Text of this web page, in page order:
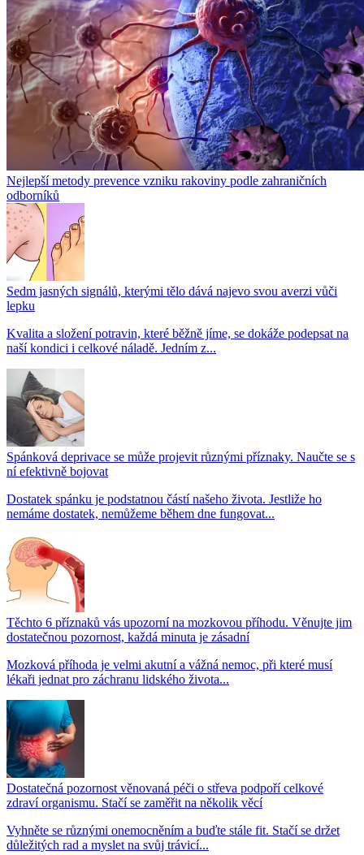
Nejlepší metody prevence vzniku rakoviny podle zahraničních
odborníků
Sedm jasných signálů, kterými tělo dává najevo svou averzi vůči
lepku
Kvalita a složení potravin, které běžně jíme, se dokáže podepsat na
naší kondici i celkové náladě. Jedním z...
Spánková deprivace se může projevit různými příznaky. Naučte se s
ní efektivně bojovat
Dostatek spánku je podstatnou částí našeho života. Jestliže ho
nemáme dostatek, nemůžeme během dne fungovat...
Těchto 6 příznaků vás upozorní na mozkovou příhodu. Věnujte jim
dostatečnou pozornost, každá minuta je zásadní
Mozková příhoda je velmi akutní a vážná nemoc, při které musí
lékaři jednat pro záchranu lidského života...
Dostatečná pozornost věnovaná péči o střeva podpoří celkové
zdraví organismu. Stačí se zaměřit na několik věcí
Vyhněte se různými onemocněním a buďte stále fit. Stačí se držet
důležitých rad a myslet na svůj trávicí...